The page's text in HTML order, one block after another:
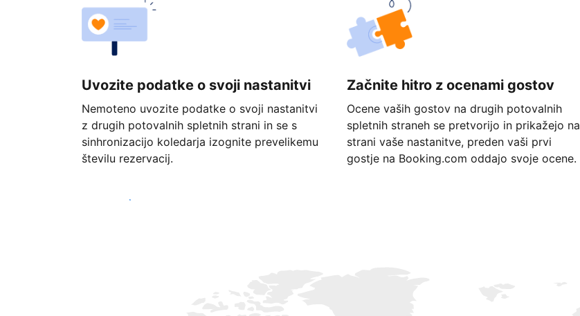
Uvozite podatke o svoji nastanitvi
Nemoteno uvozite podatke o svoji nastanitvi
z drugih potovalnih spletnih strani in se s
sinhronizacijo koledarja izognite prevelikemu
številu rezervacij.
Začnite hitro z ocenami gostov
Ocene vaših gostov na drugih potovalnih
spletnih straneh se pretvorijo in prikažejo na
strani vaše nastanitve, preden vaši prvi
gostje na Booking.com oddajo svoje ocene.
Začnite danes